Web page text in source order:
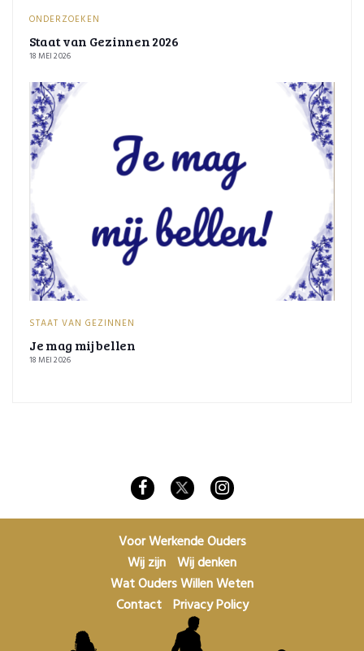
ONDERZOEKEN
Staat van Gezinnen 2026
18 MEI 2026
STAAT VAN GEZINNEN
Je mag mij bellen
18 MEI 2026
Voor Werkende Ouders
Wij zijn Wij denken
Wat Ouders Willen Weten
Contact Privacy Policy